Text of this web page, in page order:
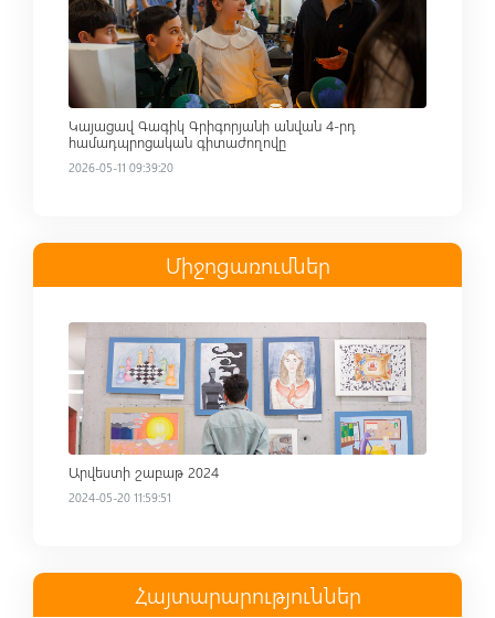
Կայացավ Գագիկ Գրիգորյանի անվան 4-րդ
համադպրոցական գիտաժողովը
2026-05-11 09:39:20
Միջոցառումներ
Read more
Արվեստի շաբաթ 2024
2024-05-20 11:59:51
Հայտարարություններ